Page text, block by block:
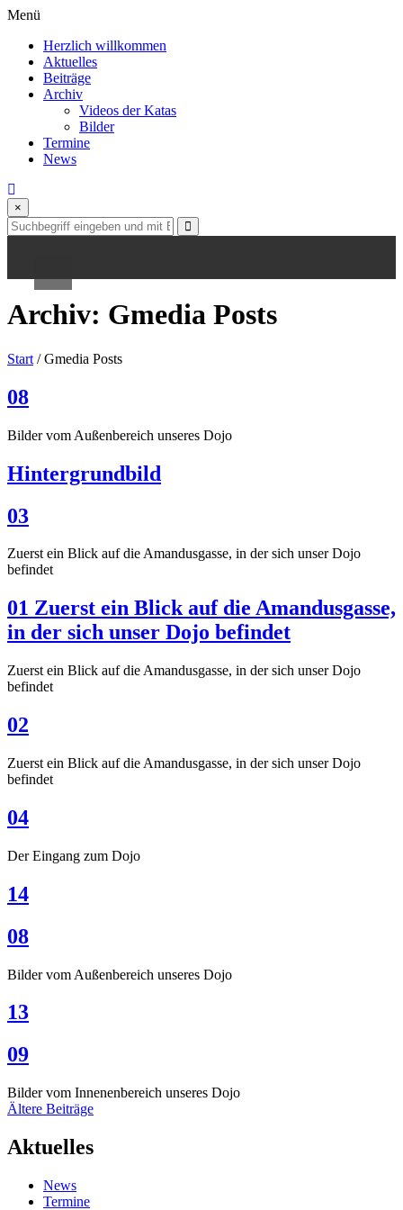
Skip
content
Menü
Herzlich willkommen
Aktuelles
Beiträge
Archiv
Videos der Katas
Bilder
Termine
News
×
Herzlich willkommen
Aktuelles
Archiv
Bilder
Archiv: Gmedia Posts
Start /Gmedia Posts
08
Bilder vom Außenbereich unseres Dojo
Hintergrundbild
03
Zuerst ein Blick auf die Amandusgasse, in der sich unser Dojo
befindet
01 Zuerst ein Blick auf die Amandusgasse,
in der sich unser Dojo befindet
Zuerst ein Blick auf die Amandusgasse, in der sich unser Dojo
befindet
02
Zuerst ein Blick auf die Amandusgasse, in der sich unser Dojo
befindet
04
Der Eingang zum Dojo
14
08
Bilder vom Außenbereich unseres Dojo
13
09
Bilder vom Innenenbereich unseres Dojo
Beitragsnavigation
Ältere Beiträge
Aktuelles
News
Termine